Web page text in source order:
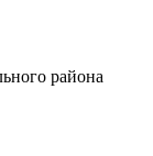
района